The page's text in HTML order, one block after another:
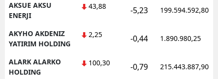
AKSUE AKSU
ENERJI
43,88 -5,23 199.594.592,80
AKYHO AKDENIZ
YATIRIM HOLDING
2,25 -0,44 1.890.980,25
ALARK ALARKO
HOLDING
100,30 -0,79 215.443.887,90